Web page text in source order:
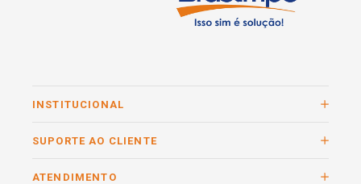
INSTITUCIONAL
SUPORTE AO CLIENTE
ATENDIMENTO